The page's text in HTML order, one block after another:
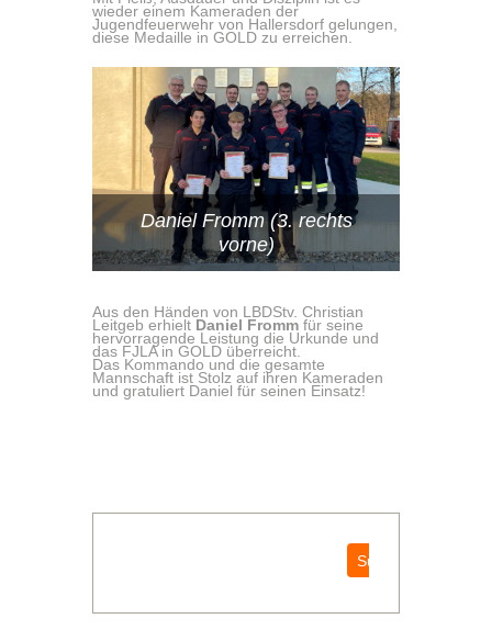
wieder einem Kameraden der
Jugendfeuerwehr von Hallersdorf gelungen,
diese Medaille in GOLD zu erreichen.
Daniel Fromm (3. rechts
vorne)
Aus den Händen von LBDStv. Christian
Leitgeb erhielt Daniel Fromm für seine
hervorragende Leistung die Urkunde und
das FJLA in GOLD überreicht.
Das Kommando und die gesamte
Mannschaft ist Stolz auf ihren Kameraden
und gratuliert Daniel für seinen Einsatz!
Suchen